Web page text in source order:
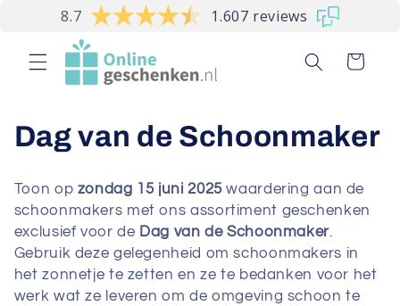
naar de
content
8.7 1.607 reviews
Winkelwagen
C
l
l
e
Dag van de Schoonmaker
Toon op zondag 15juni 2025waardering aan de
schoonmakers met ons assortiment geschenken
exclusief voor de Dag van de Schoonmaker.
Gebruik deze gelegenheid om schoonmakers in
het zonnetje te zetten en ze te bedanken voor het
werk wat ze leveren om de omgeving schoon te